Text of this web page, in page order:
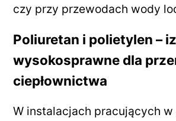
czy przy przewodach wody
Poliuretan i polietylen –
wysokosprawne dla
ciepłownictwa
W instalacjach pracujących